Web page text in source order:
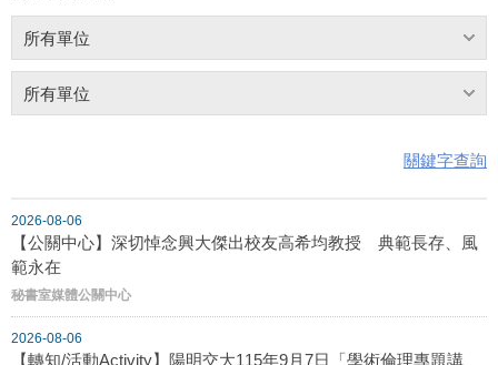
所有單位
所有單位
關鍵字查詢
2026-08-06
【公關中心】深切悼念興大傑出校友高希均教授 典範長存、風
範永在
秘書室媒體公關中心
2026-08-06
【轉知/活動Activity】陽明交大115年9月7日「學術倫理專題講